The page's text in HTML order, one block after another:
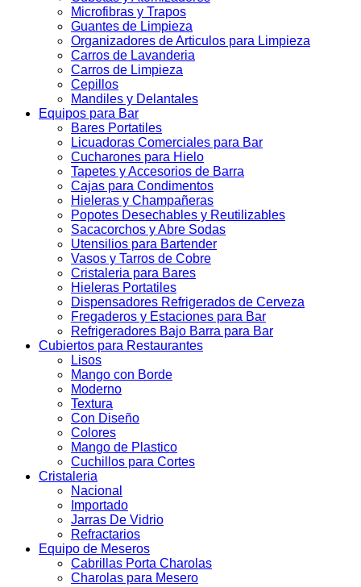
Microfibras y Trapos
Guantes de Limpieza
Organizadores de Articulos para Limpieza
Carros de Lavanderia
Carros de Limpieza
Cepillos
Mandiles y Delantales
Equipos para Bar
Bares Portatiles
Licuadoras Comerciales para Bar
Cucharones para Hielo
Tapetes y Accesorios de Barra
Cajas para Condimentos
Hieleras y Champañeras
Popotes Desechables y Reutilizables
Sacacorchos y Abre Sodas
Utensilios para Bartender
Vasos y Tarros de Cobre
Cristaleria para Bares
Hieleras Portatiles
Dispensadores Refrigerados de Cerveza
Fregaderos y Estaciones para Bar
Refrigeradores Bajo Barra para Bar
Cubiertos para Restaurantes
Lisos
Mango con Borde
Moderno
Textura
Con Diseño
Colores
Mango de Plastico
Cuchillos para Cortes
Cristaleria
Nacional
Importado
Jarras De Vidrio
Refractarios
Equipo de Meseros
Cabrillas Porta Charolas
Charolas para Mesero